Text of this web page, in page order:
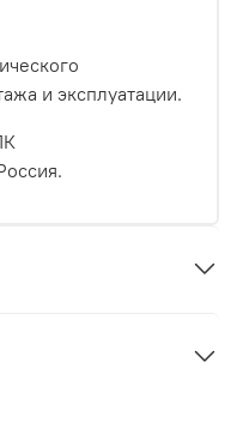
и эксплуатации.